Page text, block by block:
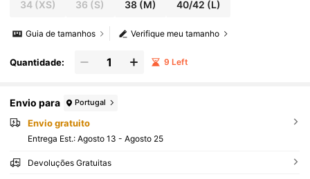
34(XS) 36 (S) 38(M) 40/42 (L)
Verifique meu tamanho
Guia de tamanhos
Quantidade: 9 Left
Envio para Portugal
Envio gratuito
Entrega Est.: Agosto 13 - Agosto 25
Devoluções Gratuitas